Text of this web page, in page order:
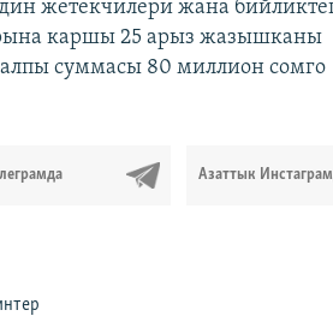
жетекчилери жана
каршы 25 арыз жазышканы
суммасы 80 миллион сомго
Азаттык